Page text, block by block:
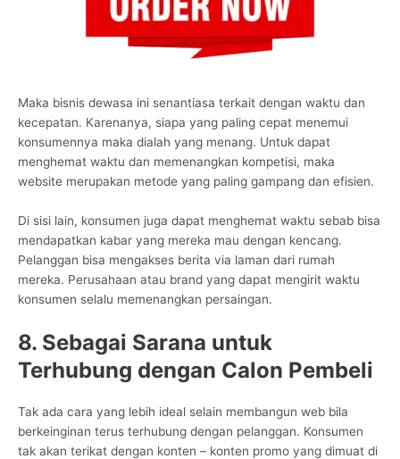
Maka bisnis dewasa ini senantiasa terkait dengan waktu dan
kecepatan. Karenanya, siapa yang paling cepat menemui
konsumennya maka dialah yang menang. Untuk dapat
menghemat waktu dan memenangkan kompetisi, maka
website merupakan metode yang paling gampang dan efisien.
Di sisi lain, konsumen juga dapat menghemat waktu sebab bisa
mendapatkan kabar yang mereka mau dengan kencang.
Pelanggan bisa mengakses berita via laman dari rumah
mereka. Perusahaan atau brand yang dapat mengirit waktu
konsumen selalu memenangkan persaingan.
8. Sebagai Sarana untuk
Terhubung dengan Calon Pembeli
Tak ada cara yang lebih ideal selain membangun web bila
berkeinginan terus terhubung dengan pelanggan. Konsumen
tak akan terikat dengan konten – konten promo yang dimuat di